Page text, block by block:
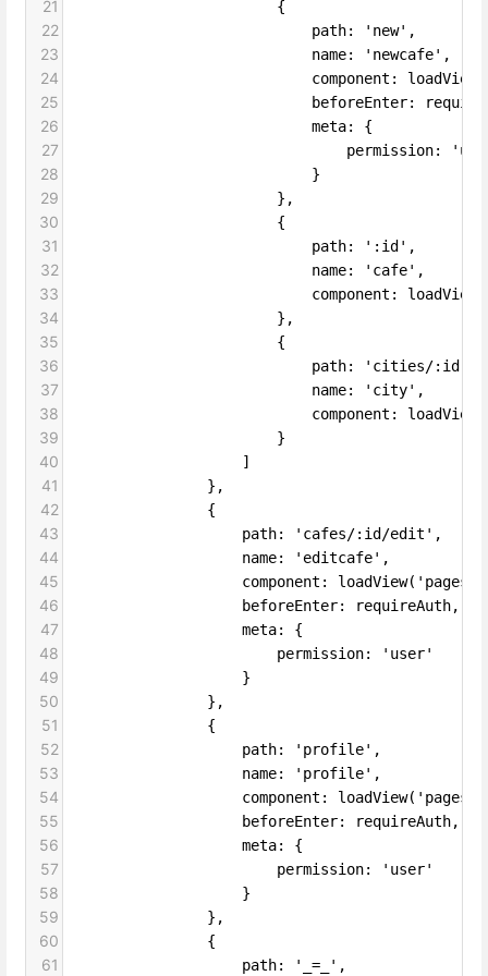
21
                        {
22
                            path: 'new',
23
                            name: 'newcafe',
24
component:
25
beforeEnter:
26
                            meta: {
27
permission:
28
                            }
29
                        },
30
                        {
31
                            path: ':id',
32
                            name: 'cafe',
33
component:
34
                        },
35
                        {
36
                            path: 'cities/:id',
37
                            name: 'city',
38
component:
39
                        }
40
                    ]
41
                },
42
                {
43
                    path: 'cafes/:id/edit',
44
                    name: 'editcafe',
45
component:
46
                    beforeEnter: requireAuth,
47
                    meta: {
48
                        permission: 'user'
49
                    }
50
                },
51
                {
52
                    path: 'profile',
53
                    name: 'profile',
54
component:
55
                    beforeEnter: requireAuth,
56
                    meta: {
57
                        permission: 'user'
58
                    }
59
                },
60
                {
61
                    path: '_=_',